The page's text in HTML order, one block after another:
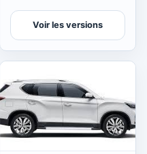
Voir les versions